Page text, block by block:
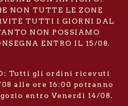
NON TUTTE LE ZONE
TUTTI I GIORNI DAL
NON POSSIAMO
ENTRO IL 15/08.
Tutti gli ordini ricevuti
alle ore 16:00 potranno
entro Venerdì 14/08.